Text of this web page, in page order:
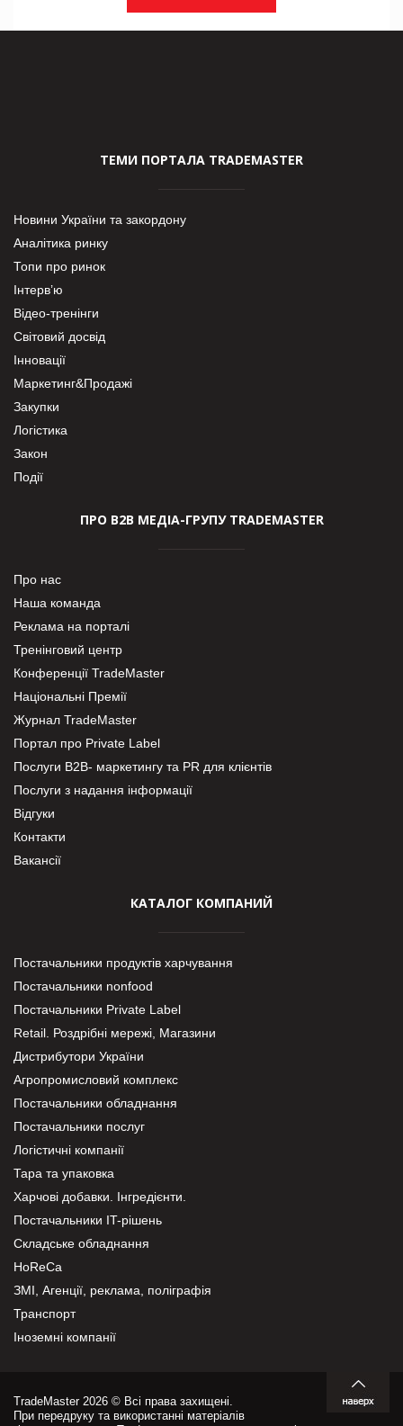
ТЕМИ ПОРТАЛА TRADEMASTER
Новини України та закордону
Аналітика ринку
Топи про ринок
Інтерв’ю
Відео-тренінги
Світовий досвід
Інновації
Маркетинг&Продажі
Закупки
Логістика
Закон
Події
ПРО В2В МЕДІА-ГРУПУ TRADEMASTER
Про нас
Наша команда
Реклама на порталі
Тренінговий центр
Конференції TradeMaster
Національні Премії
Журнал TradeMaster
Портал про Private Label
Послуги В2В- маркетингу та PR для клієнтів
Послуги з надання інформації
Відгуки
Контакти
Вакансії
КАТАЛОГ КОМПАНИЙ
Постачальники продуктів харчування
Постачальники nonfood
Постачальники Private Label
Retail. Роздрібні мережі, Магазини
Дистрибутори України
Агропромисловий комплекс
Постачальники обладнання
Постачальники послуг
Логістичні компанії
Тара та упаковка
Харчові добавки. Інгредієнти.
Постачальники IT-рішень
Складське обладнання
HoReCa
ЗМІ, Агенції, реклама, поліграфія
Транспорт
Іноземні компанії
TradeMaster 2026 © Всі права захищені.
При передруку та використанні матеріалів